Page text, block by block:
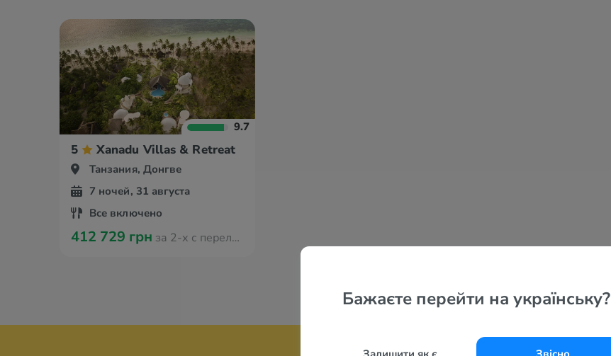
Бажаєте перейти на українську?
9.7
5 Xanadu Villas & Retreat
Танзания, Донгве
7 ночей, 31 августа
Все включено
412 729 грн за 2-х с перелётом из Варшавы